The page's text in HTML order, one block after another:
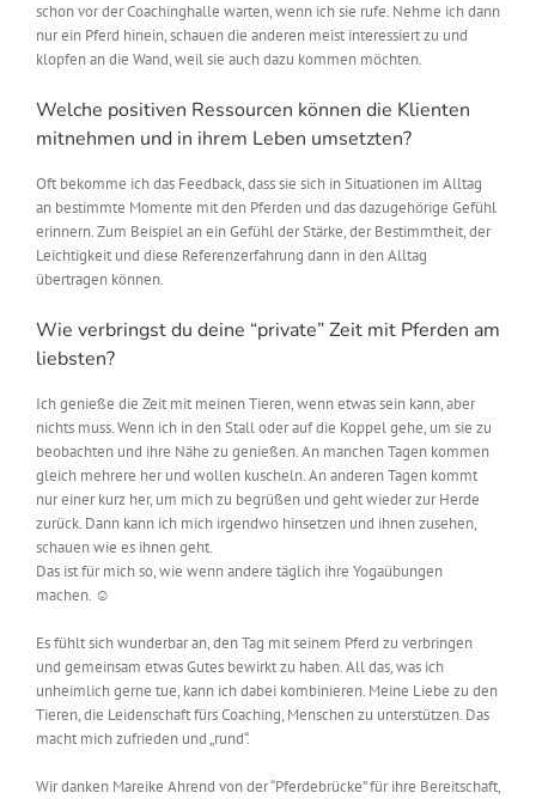
schon vor der Coachinghalle warten, wenn ich sie rufe. Nehme ich dann
nur ein Pferd hinein, schauen die anderen meist interessiert zu und
klopfen an die Wand, weil sie auch dazu kommen möchten.
Welche positiven Ressourcen können die Klienten
mitnehmen und in ihrem Leben umsetzten?
Oft bekomme ich das Feedback, dass sie sich in Situationen im Alltag
an bestimmte Momente mit den Pferden und das dazugehörige Gefühl
erinnern. Zum Beispiel an ein Gefühl der Stärke, der Bestimmtheit, der
Leichtigkeit und diese Referenzerfahrung dann in den Alltag
übertragen können.
Wie verbringst du deine “private” Zeit mit Pferden am
liebsten?
Ich genieße die Zeit mit meinen Tieren, wenn etwas sein kann, aber
nichts muss. Wenn ich in den Stall oder auf die Koppel gehe, um sie zu
beobachten und ihre Nähe zu genießen. An manchen Tagen kommen
gleich mehrere her und wollen kuscheln. An anderen Tagen kommt
nur einer kurz her, um mich zu begrüßen und geht wieder zur Herde
zurück. Dann kann ich mich irgendwo hinsetzen und ihnen zusehen,
schauen wie es ihnen geht.
Das ist für mich so, wie wenn andere täglich ihre Yogaübungen
machen. ☺
Es fühlt sich wunderbar an, den Tag mit seinem Pferd zu verbringen
und gemeinsam etwas Gutes bewirkt zu haben. All das, was ich
unheimlich gerne tue, kann ich dabei kombinieren. Meine Liebe zu den
Tieren, die Leidenschaft fürs Coaching, Menschen zu unterstützen. Das
macht mich zufrieden und „rund“.
Wir danken Mareike Ahrend von der “Pferdebrücke” für ihre Bereitschaft,